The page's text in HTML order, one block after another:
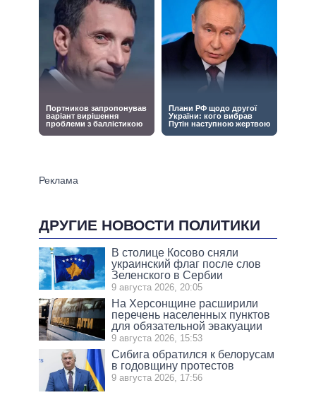
ДРУГИЕ НОВОСТИ ПОЛИТИКИ
В столице Косово сняли
украинский флаг после слов
Зеленского в Сербии
9 августа 2026, 20:05
На Херсонщине расширили
перечень населенных пунктов
для обязательной эвакуации
9 августа 2026, 15:53
Сибига обратился к белорусам
в годовщину протестов
9 августа 2026, 17:56